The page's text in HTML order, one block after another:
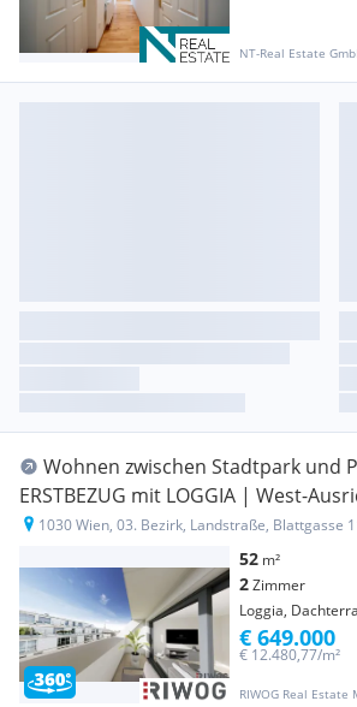
NT-Real Estate
Wohnen zwischen Stadtpark und
ERSTBEZUG mit LOGGIA | West-
Für Eigennutzer oder Anleger | JETZT
1030 Wien, 03. Bezirk, Landstraße, Blattgasse
52 m²
2Zimmer
Loggia,
RIWOG Real Estate
€ 12.480,77/m²
€ 649.000